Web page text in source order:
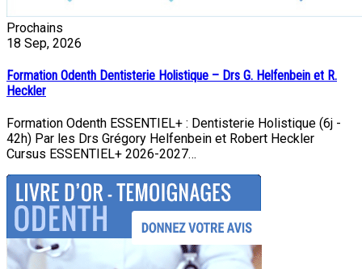
Prochains
18 Sep, 2026
Formation Odenth Dentisterie Holistique – Drs G. Helfenbein et R.
Heckler
Formation Odenth ESSENTIEL+ : Dentisterie Holistique (6j -
42h) Par les Drs Grégory Helfenbein et Robert Heckler
Cursus ESSENTIEL+ 2026-2027…